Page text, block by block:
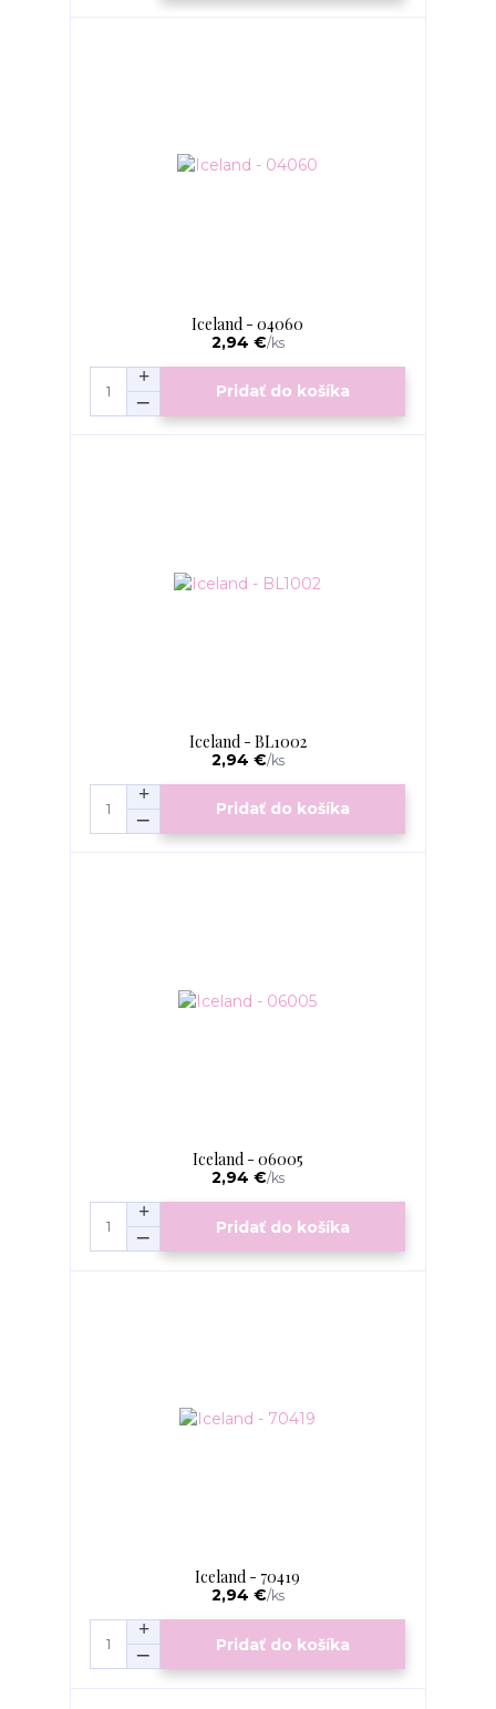
Iceland - 04060
2,94 €/ks
Pridať do košíka
Iceland - BL1002
2,94 €/ks
Pridať do košíka
Iceland - 06005
2,94 €/ks
Pridať do košíka
Iceland - 70419
2,94 €/ks
Pridať do košíka